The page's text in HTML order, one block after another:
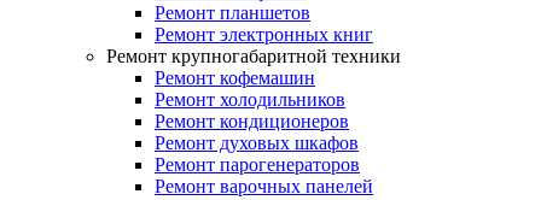
Ремонт планшетов
Ремонт электронных книг
Ремонт крупногабаритной техники
Ремонт кофемашин
Ремонт холодильников
Ремонт кондиционеров
Ремонт духовых шкафов
Ремонт парогенераторов
Ремонт варочных панелей